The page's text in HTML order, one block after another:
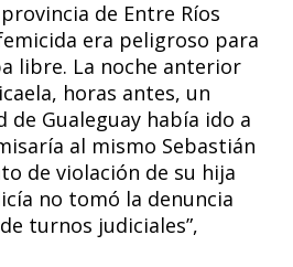
de Entre Ríos
era peligroso para
libre. La noche anterior
horas antes, un
de Gualeguay había ido a
al mismo Sebastián
de violación de su hija
no tomó la denuncia
turnos judiciales”,